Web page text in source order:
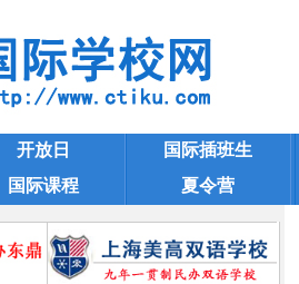
开放日
国际插班生
国际课程
夏令营